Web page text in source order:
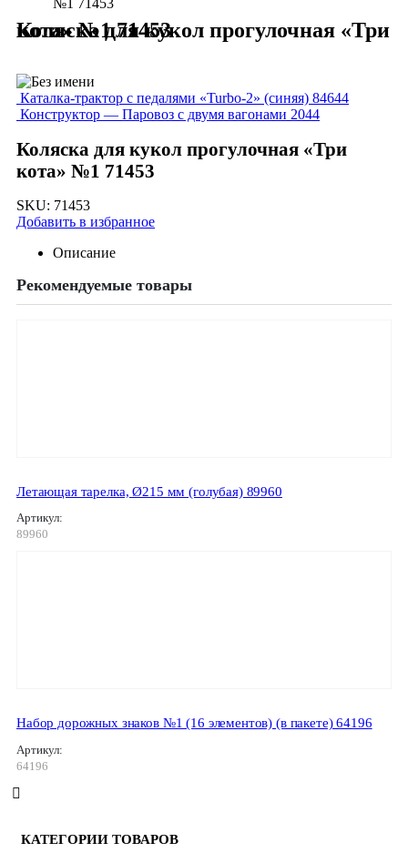
№1 71453
Коляска для кукол прогулочная «Три кота» №1 71453
Каталка-трактор с педалями «Turbo-2» (синяя) 84644
Конструктор — Паровоз с двумя вагонами 2044
Коляска для кукол прогулочная «Три
кота» №1 71453
SKU: 71453
Добавить в избранное
Описание
Рекомендуемые товары
Летающая тарелка, Ø215 мм (голубая) 89960
Артикул:
89960
Набор дорожных знаков №1 (16 элементов) (в пакете) 64196
Артикул:
64196
КАТЕГОРИИ ТОВАРОВ